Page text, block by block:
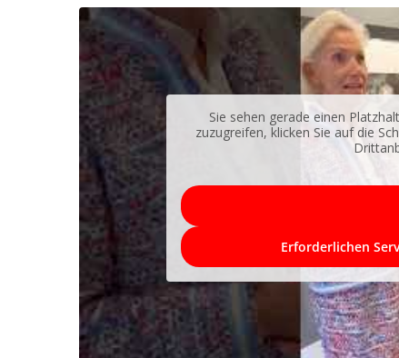
Sie sehen gerade einen
zuzugreifen, klicken Sie auf die
Erforderlichen